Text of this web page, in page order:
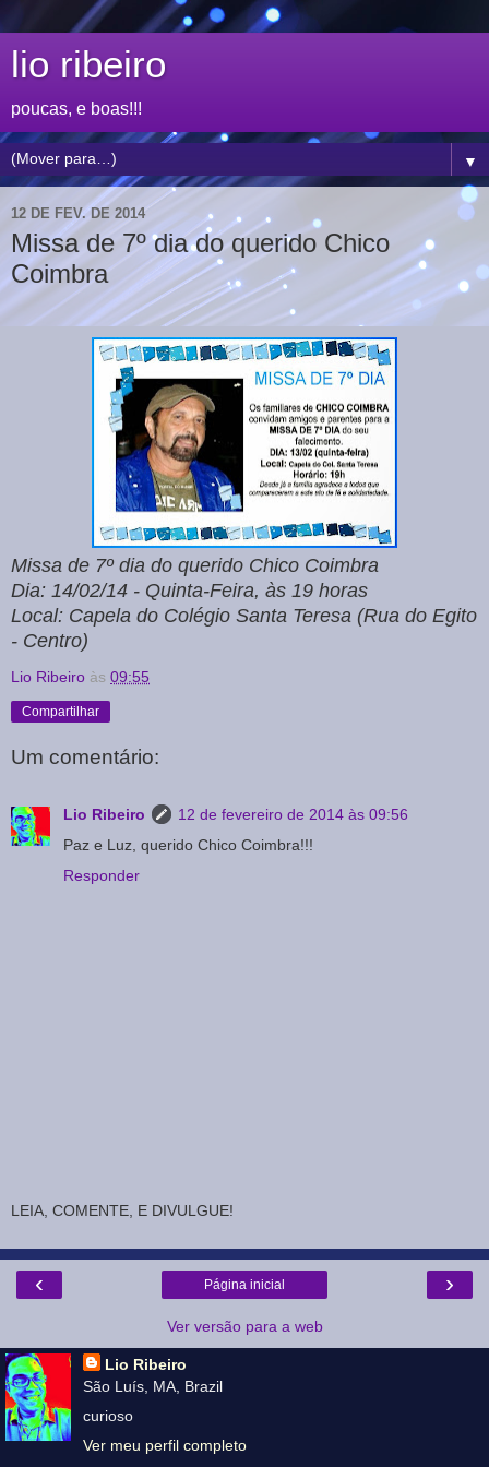
lio ribeiro
poucas, e boas!!!
▼
12 DE FEV. DE 2014
Missa de 7º dia do querido Chico
Coimbra
Missa de 7º dia do querido Chico Coimbra
Dia: 14/02/14 - Quinta-Feira, às 19 horas
Local: Capela do Colégio Santa Teresa (Rua do Egito
- Centro)
Lio Ribeiro às 09:55
Compartilhar
Um comentário:
Lio Ribeiro
12 de fevereiro de 2014 às 09:56
Paz e Luz, querido Chico Coimbra!!!
Responder
LEIA, COMENTE, E DIVULGUE!
‹ ›
Página inicial
Ver versão para a web
Lio Ribeiro
São Luís, MA, Brazil
curioso
Ver meu perfil completo